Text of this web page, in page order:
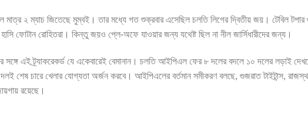
মাত্র ২ ম্যাচ জিতেছে মুম্বই। তার মধ্যে গত শুক্রবার এসেছিল চলতি লিগের দ্বিতীয় জয়। টেবিল
ফোটান রোহিতরা। কিন্তু জয়ও প্লে-অফে যাওয়ার জন্য যথেষ্ট ছিল না নীল জার্সিধারীদের জন্য।
সঙ্গে এই ট্র্যাকরেকর্ড যে একেবারেই বেমানান। চলতি আইপিএল ফের ৮ দলের বদলে ১০ দলের লড়াই
শেষ চারে খেলার যোগ্যতা অর্জন করবে। আইপিএলের বর্তমান সমীকরণ বলছে, গুজরাত টাইটান্স,
রয়েছে।